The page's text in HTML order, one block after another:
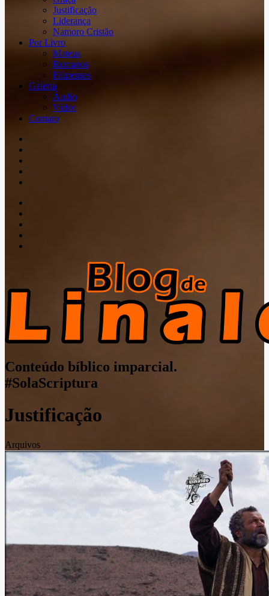
Justificação
Liderança
Namoro Cristão
Por Livro
Mateus
Romanos
Filipenses
Galeria
Áudio
Vídeo
Contato
Conteúdo bíblico imparcial.
#SolaScriptura
Justificação
Arquivos